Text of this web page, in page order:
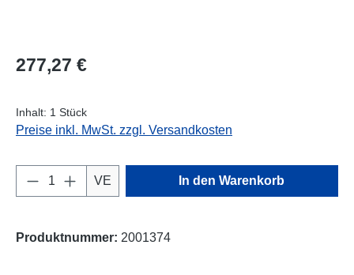
Regulärer Preis:
277,27 €
Inhalt: 1 Stück
Preise inkl. MwSt. zzgl. Versandkosten
Produkt Anzahl: Gib den gewünschten
VE In den Warenkorb
Produktnummer: 2001374